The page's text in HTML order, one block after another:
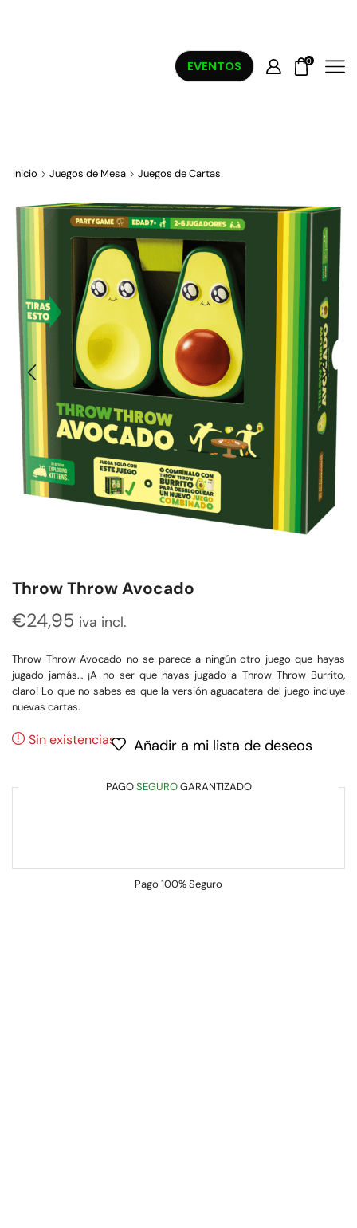
EVENTOS 0
Inicio Juegos de Mesa Juegos de Cartas
Throw Throw Avocado
€24,95 iva incl.
Throw Throw Avocado no se parece a ningún otro juego que hayas
jugado jamás… ¡A no ser que hayas jugado a Throw Throw Burrito,
claro! Lo que no sabes es que la versión aguacatera del juego incluye
nuevas cartas.
Sin existencias Añadir a mi lista de deseos
PAGOSEGUROGARANTIZADO
Pago 100% Seguro